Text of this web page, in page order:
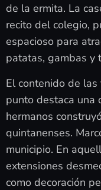
de la ermita. La
recito del colegio,
espacioso para
patatas, gambas y
El contenido de
punto destaca una
hermanos
quintanenses.
municipio. En
extensiones
como decoración